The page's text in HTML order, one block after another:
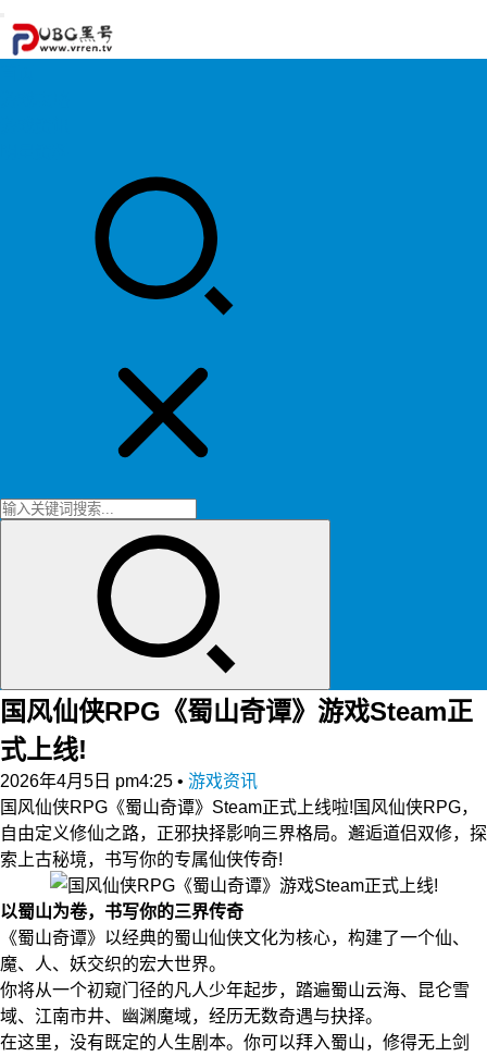
国风仙侠RPG《蜀山奇谭》游戏Steam正
式上线!
2026年4月5日 pm4:25 • 游戏资讯
国风仙侠RPG《蜀山奇谭》Steam正式上线啦!国风仙侠RPG，
自由定义修仙之路，正邪抉择影响三界格局。邂逅道侣双修，探
索上古秘境，书写你的专属仙侠传奇!
以蜀山为卷，书写你的三界传奇
《蜀山奇谭》以经典的蜀山仙侠文化为核心，构建了一个仙、
魔、人、妖交织的宏大世界。
你将从一个初窥门径的凡人少年起步，踏遍蜀山云海、昆仑雪
域、江南市井、幽渊魔域，经历无数奇遇与抉择。
在这里，没有既定的人生剧本。你可以拜入蜀山，修得无上剑